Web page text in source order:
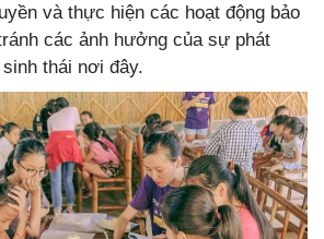
và thực hiện các hoạt động bảo
các ảnh hưởng của sự phát
thái nơi đây.